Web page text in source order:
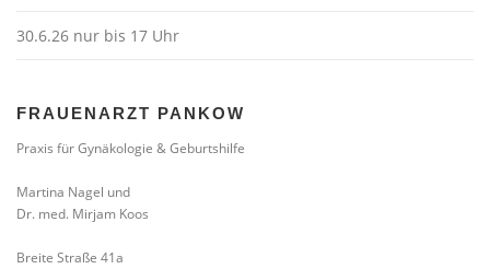
30.6.26 nur bis 17 Uhr
FRAUENARZT PANKOW
Praxis für Gynäkologie & Geburtshilfe
Martina Nagel und
Dr. med. Mirjam Koos
Breite Straße 41a